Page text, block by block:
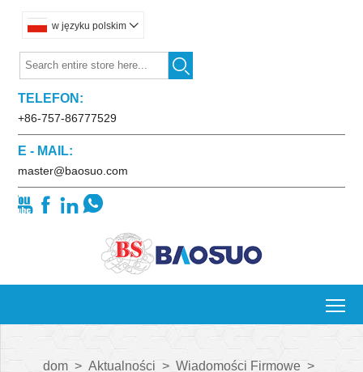
w języku polskim 

TELEFON:
+86-757-86777529
E - MAIL:
master@baosuo.com
   
dom > Aktualności > Wiadomości Firmowe >